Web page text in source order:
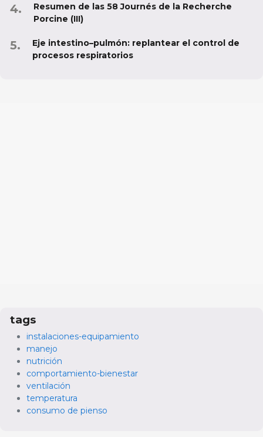
Resumen de las 58 Journés de la Recherche
Porcine (III)
Eje intestino–pulmón: replantear el control de
procesos respiratorios
tags
instalaciones-equipamiento
manejo
nutrición
comportamiento-bienestar
ventilación
temperatura
consumo de pienso